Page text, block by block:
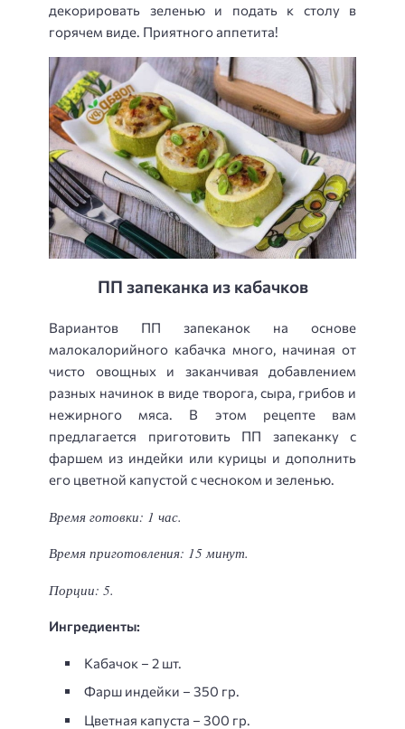
декорировать зеленью и подать к столу в
горячем виде. Приятного аппетита!
ПП запеканка из кабачков
Вариантов ПП запеканок на основе
малокалорийного кабачка много, начиная от
чисто овощных и заканчивая добавлением
разных начинок в виде творога, сыра, грибов и
нежирного мяса. В этом рецепте вам
предлагается приготовить ПП запеканку с
фаршем из индейки или курицы и дополнить
его цветной капустой с чесноком и зеленью.
Время готовки: 1 час.
Время приготовления: 15 минут.
Порции: 5.
Ингредиенты:
Кабачок – 2 шт.
Фарш индейки – 350 гр.
Цветная капуста – 300 гр.